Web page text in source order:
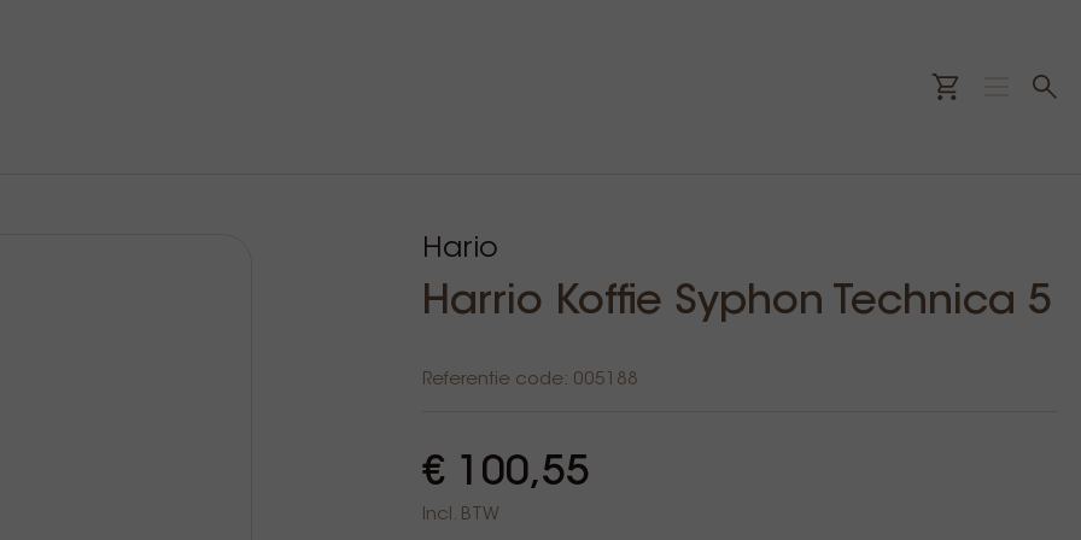
Hario
Harrio Koffie Syphon Technica 5
Referentie code: 005188
€ 100,55
Incl. BTW